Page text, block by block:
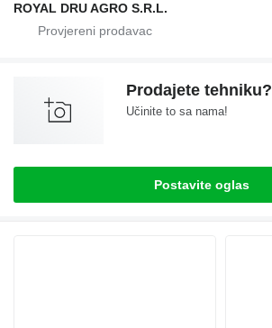
ROYAL DRU AGRO S.R.L.
Prodajete tehniku?
Učinite to sa nama!
Postavite oglas